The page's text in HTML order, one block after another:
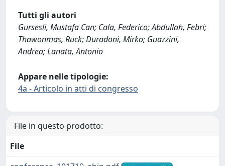
Tutti gli autori
Gursesli, Mustafa Can; Cala, Federico; Abdullah, Febri;
Thawonmas, Ruck; Duradoni, Mirko; Guazzini,
Andrea; Lanata, Antonio
Appare nelle tipologie:
4a - Articolo in atti di congresso
File in questo prodotto:
File